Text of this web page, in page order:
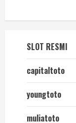
SLOT RESMI
capitaltoto
youngtoto
muliatoto